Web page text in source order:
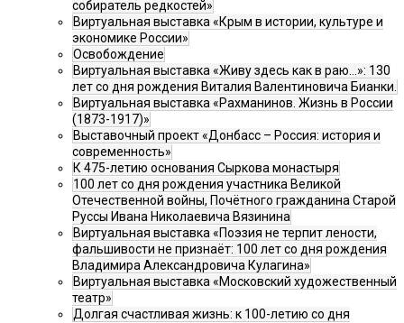
собиратель редкостей»
Виртуальная выставка «Крым в истории, культуре и
экономике России»
Освобождение
Виртуальная выставка «Живу здесь как в раю…»: 130
лет со дня рождения Виталия Валентиновича Бианки.
Виртуальная выставка «Рахманинов. Жизнь в России
(1873-1917)»
Выставочный проект «Донбасс – Россия: история и
современность»
К 475-летию основания Сыркова монастыря
100 лет со дня рождения участника Великой
Отечественной войны, Почётного гражданина Старой
Руссы Ивана Николаевича Вязинина
Виртуальная выставка «Поэзия не терпит лености,
фальшивости не признаёт: 100 лет со дня рождения
Владимира Александровича Кулагина»
Виртуальная выставка «Московский художественный
театр»
Долгая счастливая жизнь: к 100-летию со дня